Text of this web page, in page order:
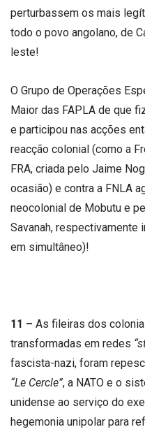
perturbassem os mais
todo o povo angolano, de
leste!
O Grupo de Operações
Maior das FAPLA de que
e participou nas acções
reacção colonial (como a
FRA, criada pelo Jaime
ocasião) e contra a FNLA
neocolonial de Mobutu e
Savanah, respectivamente
em simultâneo)!
11 – As fileiras dos
transformadas em redes
fascista-nazi, foram
“Le Cercle”, a NATO e o
unidense ao serviço do
hegemonia unipolar para